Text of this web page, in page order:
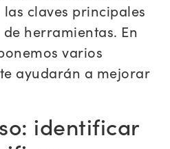
claves principales
herramientas. En
varios
ayudarán a mejorar
identificar